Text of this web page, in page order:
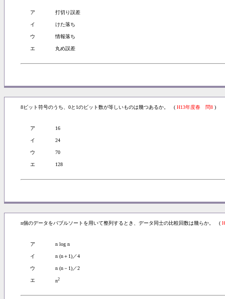
ア 打切り誤差
イ けた落ち
ウ 情報落ち
エ 丸め誤差
8ビット符号のうち、0と1のビット数が等しいものは幾つあるか。 ( H13年度春 問8 )
ア 16
イ 24
ウ 70
エ 128
n個のデータをバブルソートを用いて整列するとき、データ同士の比較回数は幾らか。 (
ア n log n
イ n (n＋1)／4
ウ n (n－1)／2
エ n2